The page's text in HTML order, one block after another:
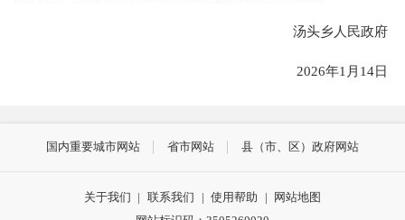
汤头乡人民政府
2026年1月14日
国内重要城市网站 省市网站 县（市、区）政府网站
关于我们 | 联系我们 | 使用帮助 | 网站地图